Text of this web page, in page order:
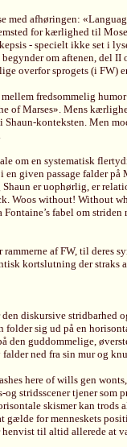
med afhøringen:
for kærlighed til
- specielt ikke set i
om aftenen,
overfor sprogets (i FW)
fredsommelig
Marses». Mens
konteksten. Men
om en systematisk
given passage falder
er uophørlig, er
Woos without! Without
fabel om
af FW, til deres
kortslutning der straks
diskursive
folder sig ud på en
den guddommelige,
ned fra sin mur og
here of wills gen
stridsscener tjener
skismer kan
for menneskets
henvist til altid allerede